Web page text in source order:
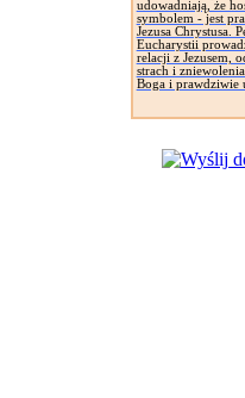
udowadniają, że
symbolem - jest
Jezusa Chrystusa.
Eucharystii
relacji z Jezusem,
strach i
Boga i prawdziwie